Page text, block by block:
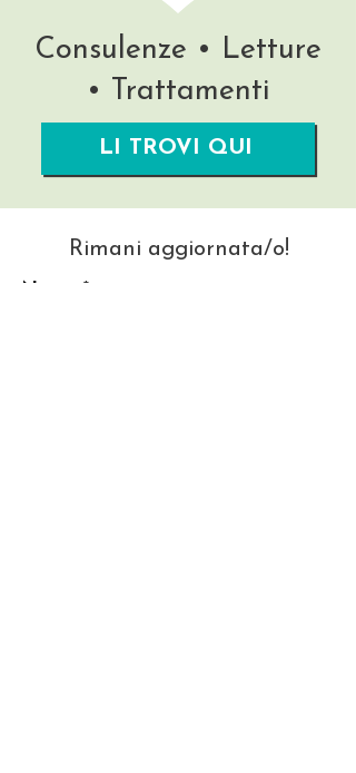
Consulenze • Letture
• Trattamenti
LI TROVI QUI
Rimani aggiornata/o!